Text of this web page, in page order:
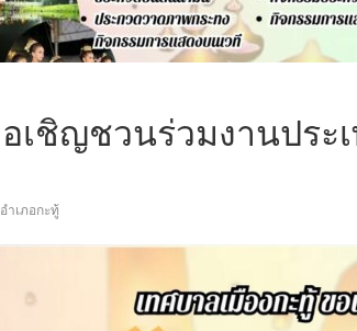
เชิญชวนร่วมงานปร
ำเภอกะทู้